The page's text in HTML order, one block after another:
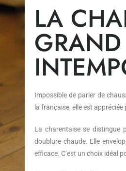
LA
Impossible de parler de
la française, elle est
La charentaise se distingue
doublure chaude. Elle
efficace. C’est un choix idéal